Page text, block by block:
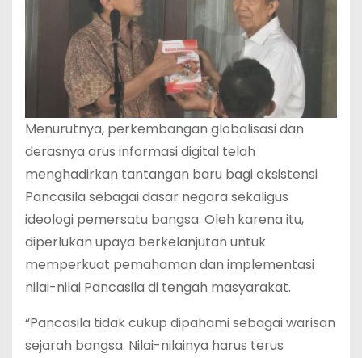
Menurutnya, perkembangan globalisasi dan
derasnya arus informasi digital telah
menghadirkan tantangan baru bagi eksistensi
Pancasila sebagai dasar negara sekaligus
ideologi pemersatu bangsa. Oleh karena itu,
diperlukan upaya berkelanjutan untuk
memperkuat pemahaman dan implementasi
nilai-nilai Pancasila di tengah masyarakat.
“Pancasila tidak cukup dipahami sebagai warisan
sejarah bangsa. Nilai-nilainya harus terus